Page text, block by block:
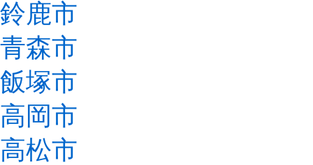
鈴鹿市
青森市
飯塚市
高岡市
高松市